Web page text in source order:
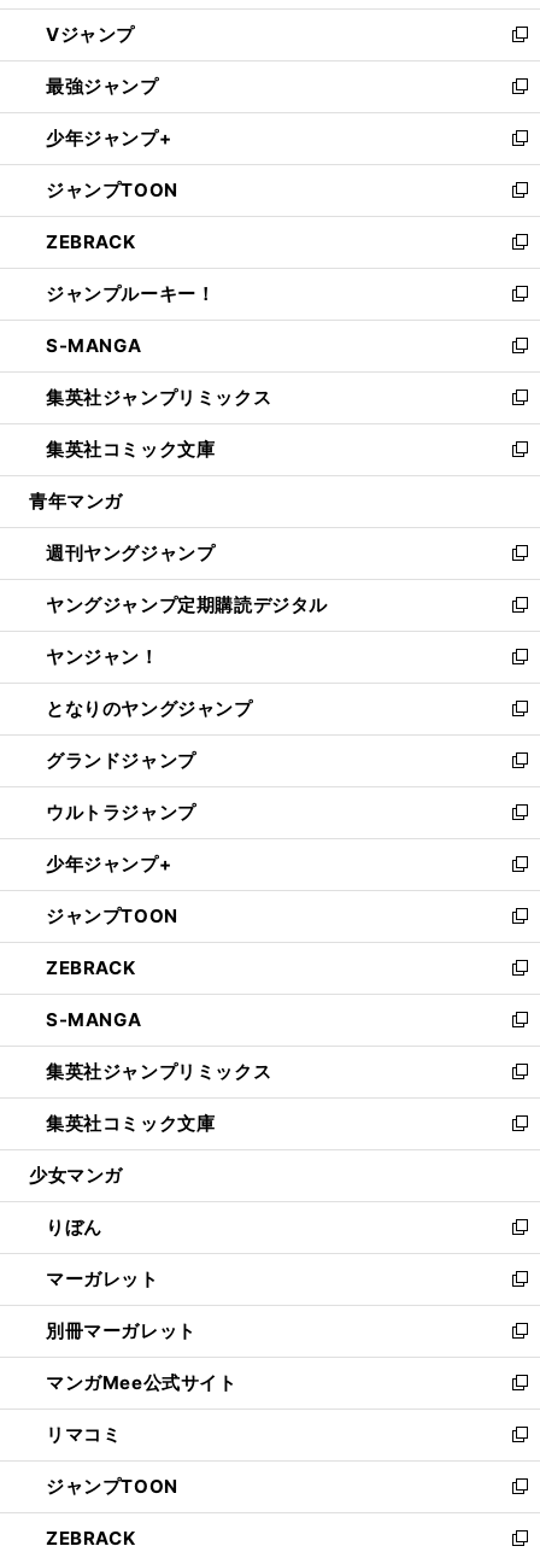
ウ
ィ
ン
ド
ウ
で
開
く
し
い
ウ
ィ
ン
ド
ウ
で
開
く
Vジャンプ
新
し
い
ウ
ィ
ン
ド
ウ
で
開
く
最強ジャンプ
新
し
い
ウ
ィ
ン
ド
ウ
で
開
く
少年ジャンプ+
新
し
い
ウ
ィ
ン
ド
ウ
で
開
く
ジャンプTOON
新
し
い
ウ
ィ
ン
ド
ウ
で
開
く
ZEBRACK
新
し
い
ウ
ィ
ン
ド
ウ
で
開
ジャンプルーキー！
新
し
い
ウ
ィ
ン
ド
ウ
開
く
S-MANGA
新
し
い
ウ
ィ
ン
ウ
で
開
く
集英社ジャンプリミックス
新
し
い
ウ
ン
ド
ウ
で
開
く
集英社コミック文庫
新
し
ウ
ィ
ン
ド
ウ
で
開
く
青年マンガ
週刊ヤングジャンプ
新
し
い
ウ
ィ
ン
ド
ウ
で
開
く
ヤングジャンプ定期購読デジタル
新
し
い
ウ
ィ
ン
ド
ウ
で
開
く
ヤンジャン！
新
し
い
ウ
ィ
ン
ド
ウ
で
開
く
となりのヤングジャンプ
新
し
い
ウ
ィ
ン
ド
ウ
で
開
く
グランドジャンプ
新
し
い
ウ
ィ
ン
ド
ウ
で
開
く
ウルトラジャンプ
新
し
い
ウ
ィ
ン
ド
ウ
で
開
く
少年ジャンプ+
新
し
い
ウ
ィ
ン
ド
ウ
で
開
く
ジャンプTOON
新
し
い
ウ
ィ
ン
ド
ウ
で
開
ZEBRACK
新
し
い
ウ
ィ
ン
ド
ウ
開
く
S-MANGA
新
し
い
ウ
ィ
ン
ウ
で
開
く
集英社ジャンプリミックス
新
し
い
ウ
ン
ド
ウ
で
開
く
集英社コミック文庫
新
し
ウ
ィ
ン
ド
ウ
で
開
く
少女マンガ
りぼん
新
し
い
ウ
ィ
ン
ド
ウ
で
開
く
マーガレット
新
し
い
ウ
ィ
ン
ド
ウ
で
開
く
別冊マーガレット
新
し
い
ウ
ィ
ン
ド
ウ
で
マンガMee公式サイト
新
し
い
ウ
ィ
ン
ド
リマコミ
新
し
い
ウ
ィ
ジャンプTOON
新
し
い
ZEBRACK 新